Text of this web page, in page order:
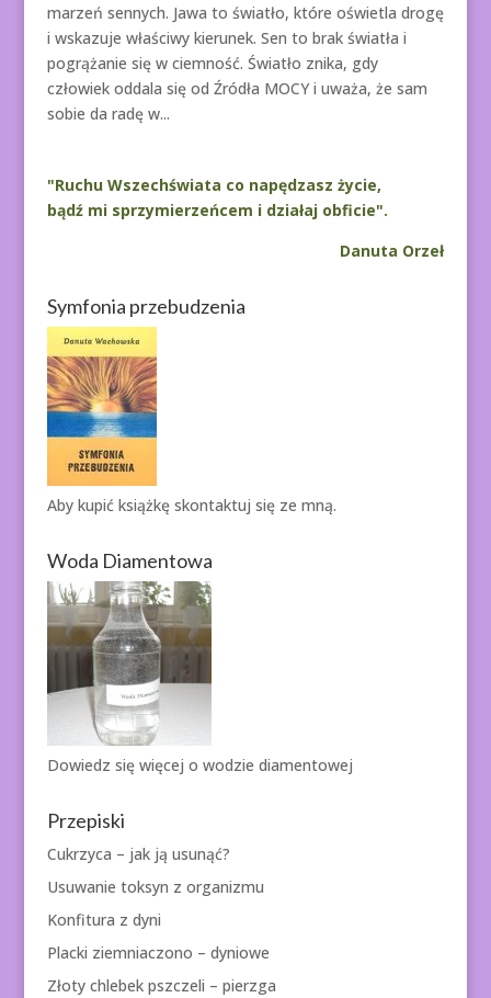
marzeń sennych. Jawa to światło, które oświetla drogę
i wskazuje właściwy kierunek. Sen to brak światła i
pogrążanie się w ciemność. Światło znika, gdy
człowiek oddala się od Źródła MOCY i uważa, że sam
sobie da radę w...
"Ruchu Wszechświata co napędzasz życie,
bądź mi sprzymierzeńcem i działaj obficie".
Danuta Orzeł
Symfonia przebudzenia
Aby kupić książkę skontaktuj się ze mną.
Woda Diamentowa
Dowiedz się więcej o wodzie diamentowej
Przepiski
Cukrzyca – jak ją usunąć?
Usuwanie toksyn z organizmu
Konfitura z dyni
Placki ziemniaczono – dyniowe
Złoty chlebek pszczeli – pierzga